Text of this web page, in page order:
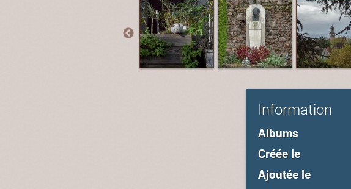
Information
Albums
Créée le
Ajoutée le